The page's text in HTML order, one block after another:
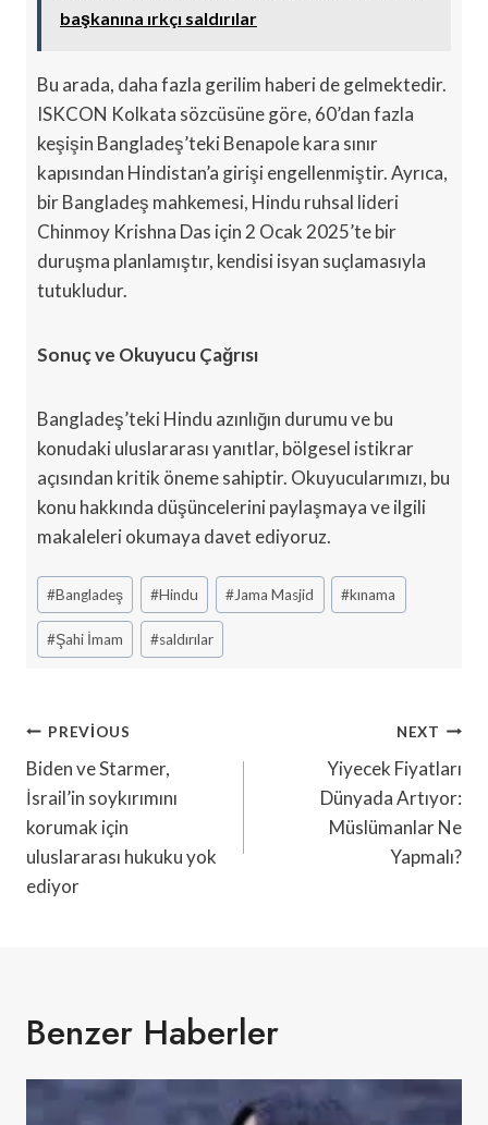
başkanına ırkçı saldırılar
Bu arada, daha fazla gerilim haberi de gelmektedir.
ISKCON Kolkata sözcüsüne göre, 60’dan fazla
keşişin Bangladeş’teki Benapole kara sınır
kapısından Hindistan’a girişi engellenmiştir. Ayrıca,
bir Bangladeş mahkemesi, Hindu ruhsal lideri
Chinmoy Krishna Das için 2 Ocak 2025’te bir
duruşma planlamıştır, kendisi isyan suçlamasıyla
tutukludur.
Sonuç ve Okuyucu Çağrısı
Bangladeş’teki Hindu azınlığın durumu ve bu
konudaki uluslararası yanıtlar, bölgesel istikrar
açısından kritik öneme sahiptir. Okuyucularımızı, bu
konu hakkında düşüncelerini paylaşmaya ve ilgili
makaleleri okumaya davet ediyoruz.
Post
Tags:
#Bangladeş #Hindu #Jama Masjid #kınama
#Şahi İmam #saldırılar
Yazı
Gezinmesi
PREVIOUS
Biden ve Starmer,
İsrail’in soykırımını
korumak için
uluslararası hukuku yok
ediyor
NEXT
Yiyecek Fiyatları
Dünyada Artıyor:
Müslümanlar Ne
Yapmalı?
Benzer Haberler